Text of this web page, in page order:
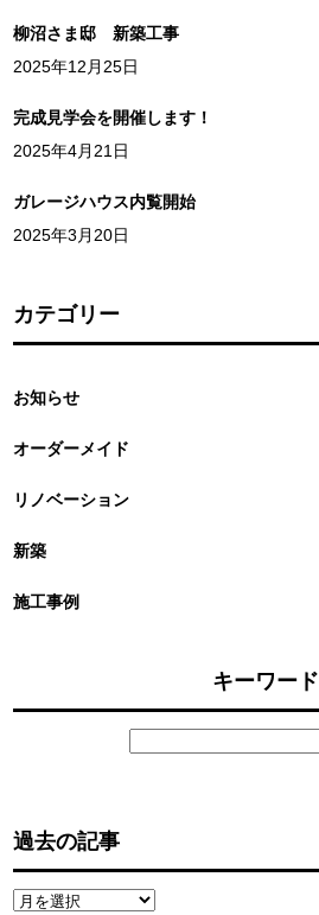
柳沼さま邸 新築工事
2025年12月25日
完成見学会を開催します！
2025年4月21日
ガレージハウス内覧開始
2025年3月20日
カテゴリー
お知らせ
オーダーメイド
リノベーション
新築
施工事例
キーワード
過去の記事
過